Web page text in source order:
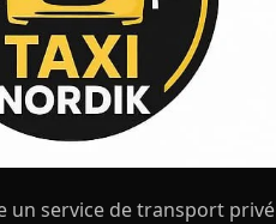
un service de transport privé